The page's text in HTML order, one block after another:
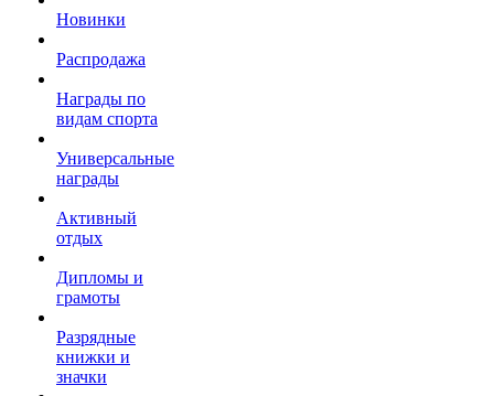
Новинки
Распродажа
Награды по
видам спорта
Универсальные
награды
Активный
отдых
Дипломы и
грамоты
Разрядные
книжки и
значки